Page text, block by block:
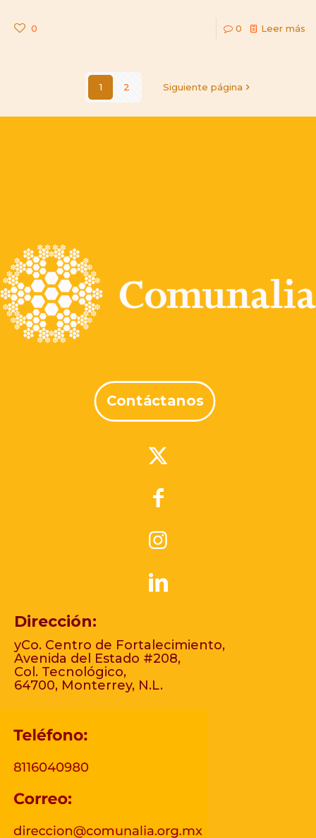
0 0 Leer más
1 2 Siguiente página
Contáctanos
Dirección:
yCo. Centro de Fortalecimiento,
Avenida del Estado #208,
Col. Tecnológico,
64700, Monterrey, N.L.